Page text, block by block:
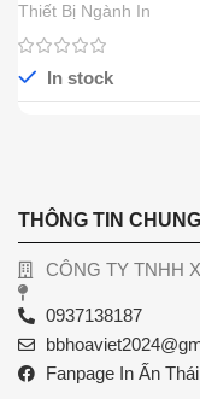
Thiết Bị Ngành In
In stock
THÔNG TIN CHUNG
CÔNG TY TNHH
0937138187
Fanpage In Ấn